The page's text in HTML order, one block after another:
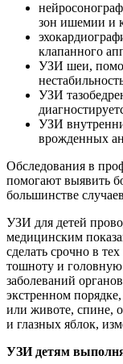
зон ишемии и
клапанного
УЗИ шеи,
УЗИ
УЗИ
врожденных
Обследования в
помогают выявить
большинстве
УЗИ для детей
медицинским
сделать срочно в
тошноту и
заболеваний
экстренном
или животе, спине,
и глазных яблок,
УЗИ детям